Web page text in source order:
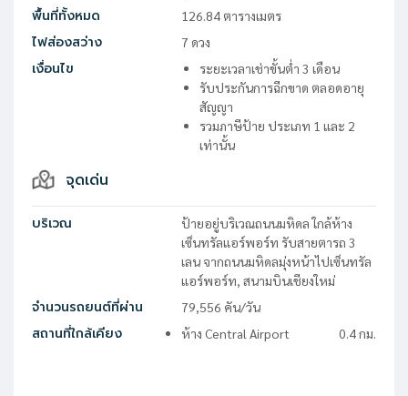
พื้นที่ทั้งหมด 126.84 ตารางเมตร
ไฟส่องสว่าง 7 ดวง
เงื่อนไข
ระยะเวลาเช่าขั้นต่ำ 3 เดือน
รับประกันการฉีกขาด ตลอดอายุ
สัญญา
รวมภาษีป้าย ประเภท 1 และ 2
เท่านั้น
จุดเด่น
บริเวณ
ป้ายอยู่บริเวณถนนมหิดล ใกล้ห้าง
เซ็นทรัลแอร์พอร์ท รับสายตารถ 3
เลน จากถนนมหิดลมุ่งหน้าไปเซ็นทรัล
แอร์พอร์ท, สนามบินเชียงใหม่
จำนวนรถยนต์ที่ผ่าน 79,556 คัน/วัน
สถานที่ใกล้เคียง ห้าง Central Airport 0.4กม.